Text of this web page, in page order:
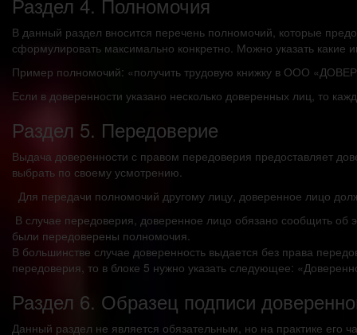
В данный раздел вносится перечень полномочий, которые
сформулировать максимально конкретно. Можно указать какие
Пример полномочий: «получить трудовую книжку в ООО
Если в доверенности указано несколько доверенных лиц, то
Раздел 5. Передоверие
Выдача доверенности с правом передоверия предоставляет
выбрать по своему усмотрению.
Для передачи полномочий другому лицу, доверенное лицо
В случае передоверия, доверенное лицо обязано сообщить об
были передоверены полномочия.
В большинстве случае доверенность выдается без права
передоверия, то в блоке 5 нужно указать следующее:
Раздел 6. Образец подписи
Данный раздел не является обязательным, но на практике его